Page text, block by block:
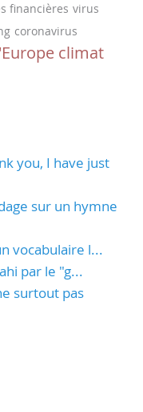
financières virus
coronavirus
climat
you, I have just
sur un hymne
vocabulaire l...
par le "g...
surtout pas